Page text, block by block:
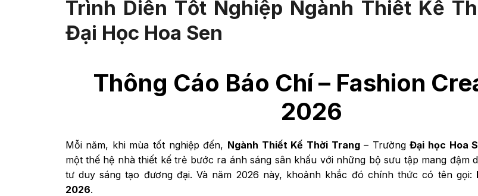
Trình Diễn Tốt Nghiệp Ngành Thiết Kế
Đại Học Hoa Sen
Thông Cáo Báo Chí – Fashion
2026
Mỗi năm, khi mùa tốt nghiệp đến, Ngành Thiết Kế Thời Trang– TrườngĐại học Hoa
một thế hệ nhà thiết kế trẻ bước ra ánh sáng sân khấu với những bộ sưu tập mang đậm
tư duy sáng tạo đương đại. Và năm 2026 này, khoảnh khắc đó chính thức có tên gọi:
2026.